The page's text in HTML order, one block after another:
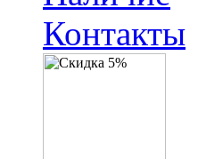
Контакты